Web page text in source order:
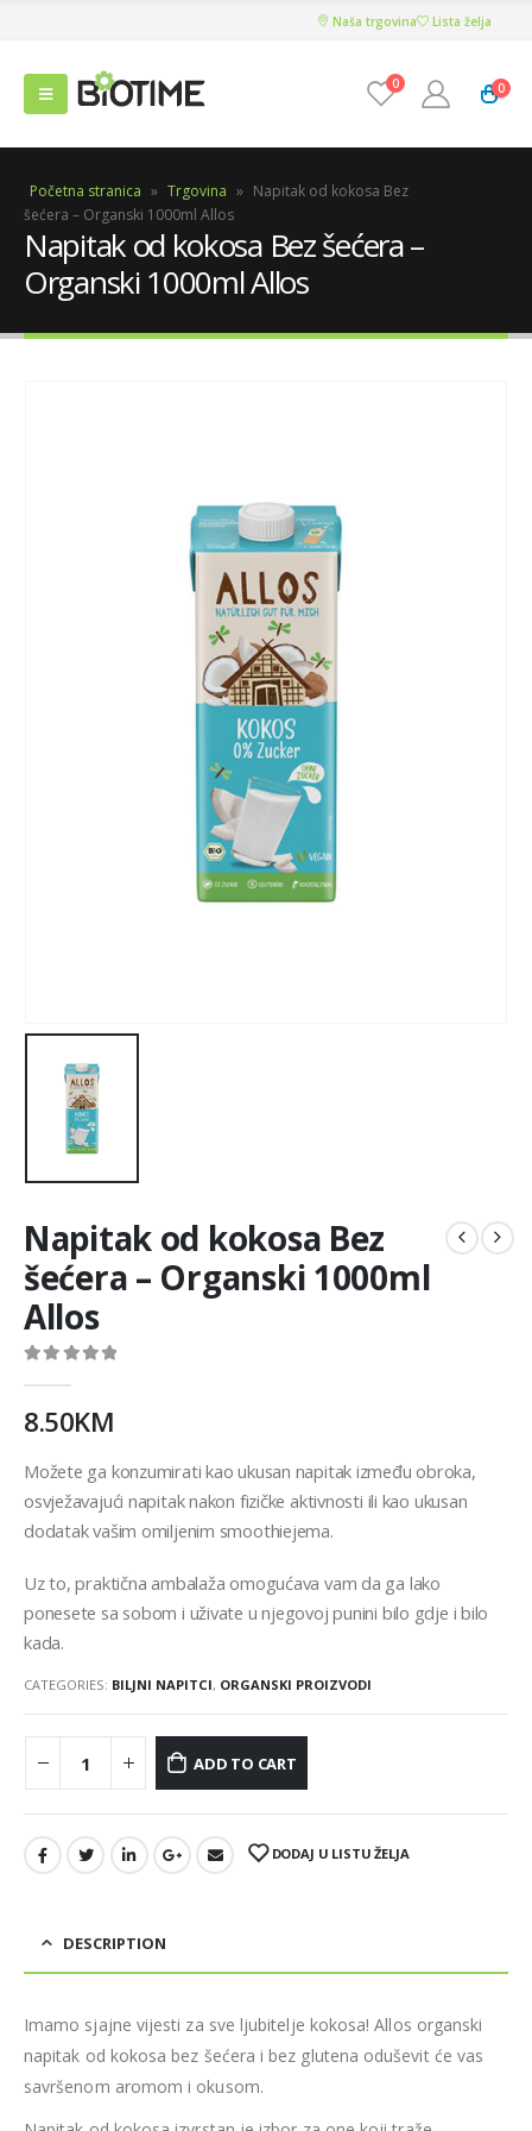
Naša trgovina Lista želja
0 0
Početna stranica » Trgovina » Napitak od kokosa Bez
šećera – Organski 1000ml Allos
Napitak od kokosa Bez šećera –
Organski 1000ml Allos
Napitak od kokosa Bez
šećera – Organski 1000ml
Allos
8.50KM
Možete ga konzumirati kao ukusan napitak između obroka,
osvježavajući napitak nakon fizičke aktivnosti ili kao ukusan
dodatak vašim omiljenim smoothiejema.
Uz to, praktična ambalaža omogućava vam da ga lako
ponesete sa sobom i uživate u njegovoj punini bilo gdje i bilo
kada.
CATEGORIES: BILJNI NAPITCI, ORGANSKI PROIZVODI
ADD TO CART
DODAJ U LISTU ŽELJA
DESCRIPTION
Imamo sjajne vijesti za sve ljubitelje kokosa! Allos organski
napitak od kokosa bez šećera i bez glutena oduševit će vas
savršenom aromom i okusom.